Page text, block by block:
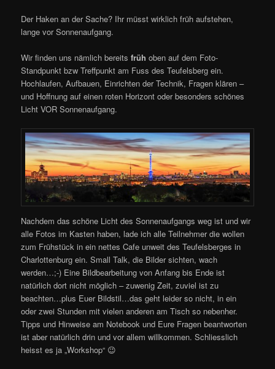
Der Haken an der Sache? Ihr müsst wirklich früh aufstehen,
lange vor Sonnenaufgang.
Wir finden uns nämlich bereitsfrüh oben auf dem Foto-
Standpunkt bzw Treffpunkt am Fuss des Teufelsberg ein.
Hochlaufen, Aufbauen, Einrichten der Technik, Fragen klären –
und Hoffnung auf einen roten Horizont oder besonders schönes
Licht VOR Sonnenaufgang.
Nachdem das schöne Licht des Sonnenaufgangs weg ist und wir
alle Fotos im Kasten haben, lade ich alle Teilnehmer die wollen
zum Frühstück in ein nettes Cafe unweit des Teufelsberges in
Charlottenburg ein. Small Talk, die Bilder sichten, wach
werden…;-) Eine Bildbearbeitung von Anfang bis Ende ist
natürlich dort nicht möglich – zuwenig Zeit, zuviel ist zu
beachten…plus Euer Bildstil…das geht leider so nicht, in ein
oder zwei Stunden mit vielen anderen am Tisch so nebenher.
Tipps und Hinweise am Notebook und Eure Fragen beantworten
ist aber natürlich drin und vor allem willkommen. Schliesslich
heisst es ja „Workshop“ 😉